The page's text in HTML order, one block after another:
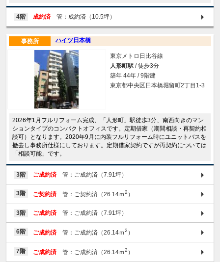
4階 成約済 管：成約済（10.5坪）
ハイツ日本橋
事務所
東京メトロ日比谷線
人形町駅 / 徒歩3分
築年 44年 / 9階建
東京都中央区日本橋堀留町2丁目1-3
2026年1月フルリフォーム完成、「人形町」駅徒歩3分、南西向きのマン
ションタイプのコンパクトオフィスです。定期借家（期間相談・再契約相
談可）となります。2020年9月に内装フルリフォーム時にユニットバスを
撤去し事務所仕様にしております。定期借家契約ですが再契約については
「相談可能」です。
3階 ご成約済 管：ご成約済（7.91坪）
3階 ご契約済 管：ご契約済（26.14ｍ2 ）
3階 ご成約済 管：ご成約済（7.91坪）
6階 ご成約済 管：ご成約済（26.14ｍ2 ）
7階 ご成約済 管：ご成約済（26.14ｍ2 ）